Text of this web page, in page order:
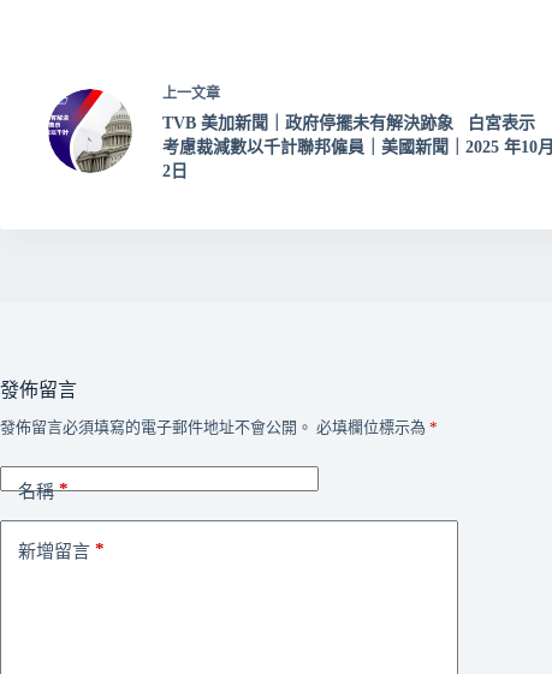
上一文章
TVB 美加新聞｜政府停擺未有解決跡象 白宮表示
考慮裁減數以千計聯邦僱員｜美國新聞｜2025 年10月
2日
發佈留言
發佈留言必須填寫的電子郵件地址不會公開。 必填欄位標示為 *
名稱*
新增留言 *